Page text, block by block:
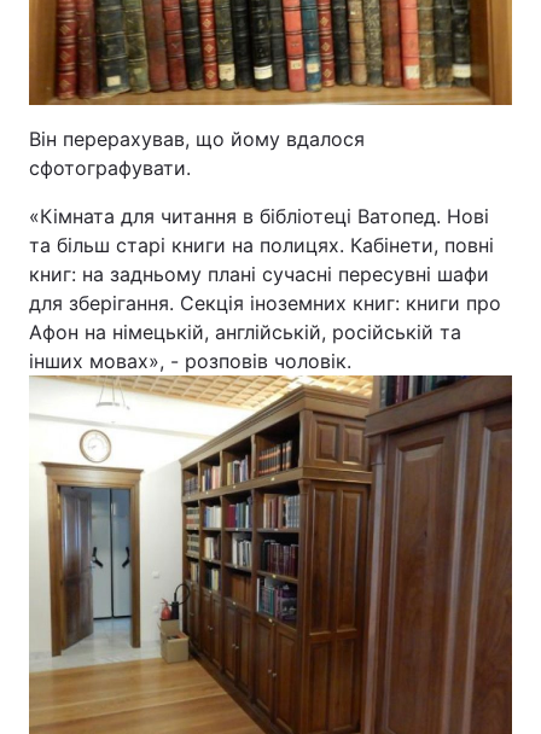
Він перерахував, що йому вдалося
сфотографувати.
«Кімната для читання в бібліотеці Ватопед. Нові
та більш старі книги на полицях. Кабінети, повні
книг: на задньому плані сучасні пересувні шафи
для зберігання. Секція іноземних книг: книги про
Афон на німецькій, англійській, російській та
інших мовах», - розповів чоловік.